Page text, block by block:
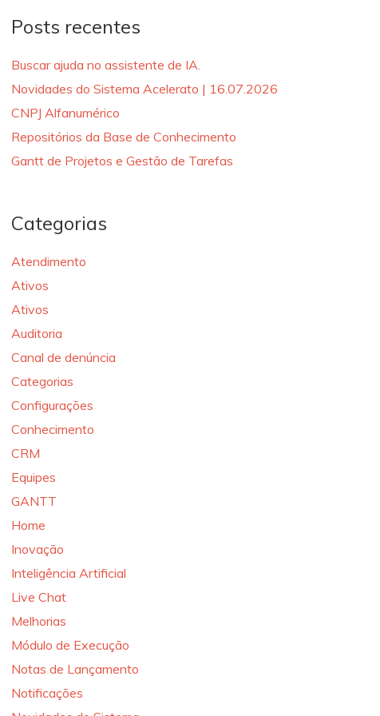
Posts recentes
Buscar ajuda no assistente de IA.
Novidades do Sistema Acelerato | 16.07.2026
CNPJ Alfanumérico
Repositórios da Base de Conhecimento
Gantt de Projetos e Gestão de Tarefas
Categorias
Atendimento
Ativos
Ativos
Auditoria
Canal de denúncia
Categorias
Configurações
Conhecimento
CRM
Equipes
GANTT
Home
Inovação
Inteligência Artificial
Live Chat
Melhorias
Módulo de Execução
Notas de Lançamento
Notificações